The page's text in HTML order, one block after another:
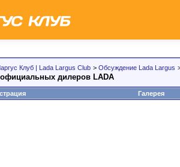
Клуб | Lada Largus Club > Обсуждение Lada Largus
дилеров LADA
Галерея